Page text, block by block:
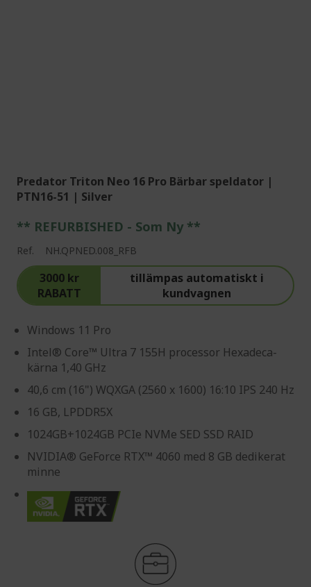
Predator Triton Neo 16 Pro Bärbar speldator |
PTN16-51 | Silver
** REFURBISHED - Som Ny **
Ref. NH.QPNED.008_RFB
3000 kr
RABATT
tillämpas automatiskt i
kundvagnen
Windows 11 Pro
Intel® Core™ Ultra 7 155H processor Hexadeca-
kärna 1,40 GHz
40,6 cm (16") WQXGA (2560 x 1600) 16:10 IPS 240 Hz
16 GB, LPDDR5X
1024GB+1024GB PCIe NVMe SED SSD RAID
NVIDIA® GeForce RTX™ 4060 med 8 GB dedikerat
minne